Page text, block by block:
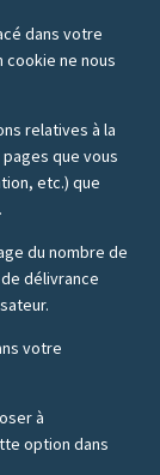
dans votre
cookie ne nous
relatives à la
que vous
etc.) que
du nombre de
délivrance
votre
à
option dans